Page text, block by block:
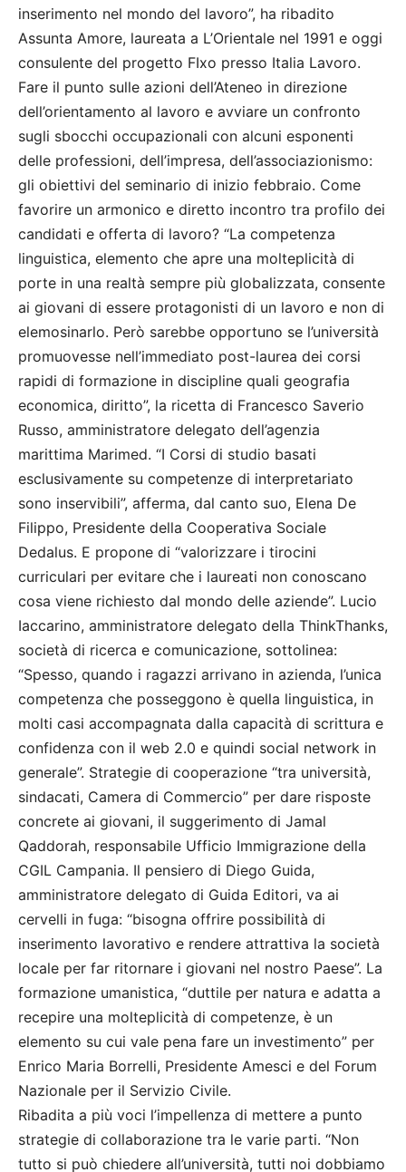
inserimento nel mondo del lavoro”, ha ribadito
Assunta Amore, laureata a L’Orientale nel 1991 e oggi
consulente del progetto FIxo presso Italia Lavoro.
Fare il punto sulle azioni dell’Ateneo in direzione
dell’orientamento al lavoro e avviare un confronto
sugli sbocchi occupazionali con alcuni esponenti
delle professioni, dell’impresa, dell’associazionismo:
gli obiettivi del seminario di inizio febbraio. Come
favorire un armonico e diretto incontro tra profilo dei
candidati e offerta di lavoro? “La competenza
linguistica, elemento che apre una molteplicità di
porte in una realtà sempre più globalizzata, consente
ai giovani di essere protagonisti di un lavoro e non di
elemosinarlo. Però sarebbe opportuno se l’università
promuovesse nell’immediato post-laurea dei corsi
rapidi di formazione in discipline quali geografia
economica, diritto”, la ricetta di Francesco Saverio
Russo, amministratore delegato dell’agenzia
marittima Marimed. “I Corsi di studio basati
esclusivamente su competenze di interpretariato
sono inservibili”, afferma, dal canto suo, Elena De
Filippo, Presidente della Cooperativa Sociale
Dedalus. E propone di “valorizzare i tirocini
curriculari per evitare che i laureati non conoscano
cosa viene richiesto dal mondo delle aziende”. Lucio
Iaccarino, amministratore delegato della ThinkThanks,
società di ricerca e comunicazione, sottolinea:
“Spesso, quando i ragazzi arrivano in azienda, l’unica
competenza che posseggono è quella linguistica, in
molti casi accompagnata dalla capacità di scrittura e
confidenza con il web 2.0 e quindi social network in
generale”. Strategie di cooperazione “tra università,
sindacati, Camera di Commercio” per dare risposte
concrete ai giovani, il suggerimento di Jamal
Qaddorah, responsabile Ufficio Immigrazione della
CGIL Campania. Il pensiero di Diego Guida,
amministratore delegato di Guida Editori, va ai
cervelli in fuga: “bisogna offrire possibilità di
inserimento lavorativo e rendere attrattiva la società
locale per far ritornare i giovani nel nostro Paese”. La
formazione umanistica, “duttile per natura e adatta a
recepire una molteplicità di competenze, è un
elemento su cui vale pena fare un investimento” per
Enrico Maria Borrelli, Presidente Amesci e del Forum
Nazionale per il Servizio Civile.
Ribadita a più voci l’impellenza di mettere a punto
strategie di collaborazione tra le varie parti. “Non
tutto si può chiedere all’università, tutti noi dobbiamo